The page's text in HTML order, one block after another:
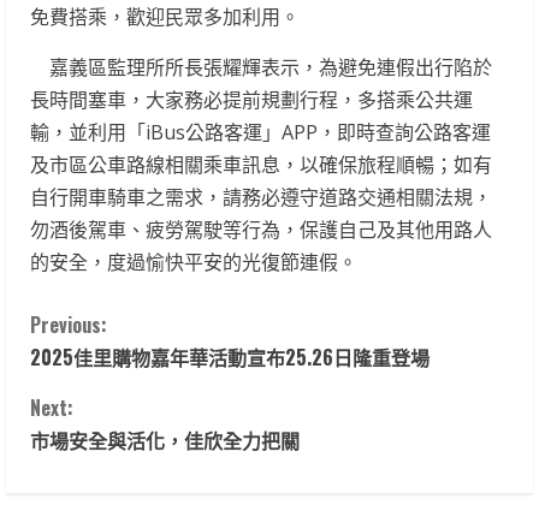
免費搭乘，歡迎民眾多加利用。
嘉義區監理所所長張耀輝表示，為避免連假出行陷於
長時間塞車，大家務必提前規劃行程，多搭乘公共運
輸，並利用「iBus公路客運」APP，即時查詢公路客運
及市區公車路線相關乘車訊息，以確保旅程順暢；如有
自行開車騎車之需求，請務必遵守道路交通相關法規，
勿酒後駕車、疲勞駕駛等行為，保護自己及其他用路人
的安全，度過愉快平安的光復節連假。
C
o
n
Previous:
2025佳里購物嘉年華活動宣布25.26日隆重登場
Next:
市場安全與活化，佳欣全力把關